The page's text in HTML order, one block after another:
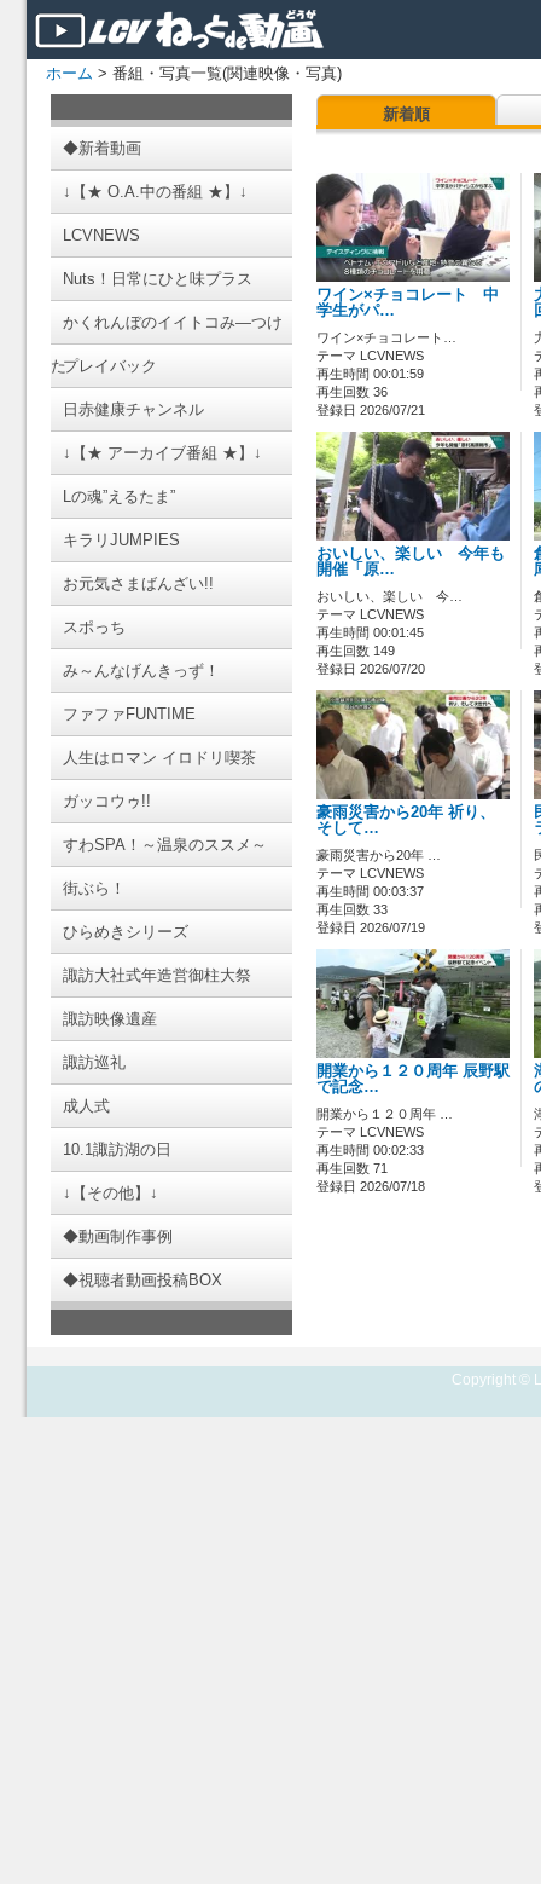
ホーム > 番組・写真一覧(関連映像・写真)
◆新着動画
↓【★ O.A.中の番組 ★】↓
LCVNEWS
Nuts！日常にひと味プラス
かくれんぼのイイトコみ―つけ
たプレイバック
日赤健康チャンネル
↓【★ アーカイブ番組 ★】↓
Lの魂”えるたま”
キラリJUMPIES
お元気さまばんざい!!
スポっち
み～んなげんきっず！
ファファFUNTIME
人生はロマン イロドリ喫茶
ガッコウゥ!!
すわSPA！～温泉のススメ～
街ぶら！
ひらめきシリーズ
諏訪大社式年造営御柱大祭
諏訪映像遺産
諏訪巡礼
成人式
10.1諏訪湖の日
↓【その他】↓
◆動画制作事例
◆視聴者動画投稿BOX
新着順
ワイン×チョコレート 中
学生がパ…
ワイン×チョコレート…
テーマ LCVNEWS
再生時間 00:01:59
再生回数 36
登録日 2026/07/21
おいしい、楽しい 今年も
開催「原…
おいしい、楽しい 今…
テーマ LCVNEWS
再生時間 00:01:45
再生回数 149
登録日 2026/07/20
豪雨災害から20年 祈り、
そして…
豪雨災害から20年 …
テーマ LCVNEWS
再生時間 00:03:37
再生回数 33
登録日 2026/07/19
開業から１２０周年 辰野駅
で記念…
開業から１２０周年 …
テーマ LCVNEWS
再生時間 00:02:33
再生回数 71
登録日 2026/07/18
Copyright ©